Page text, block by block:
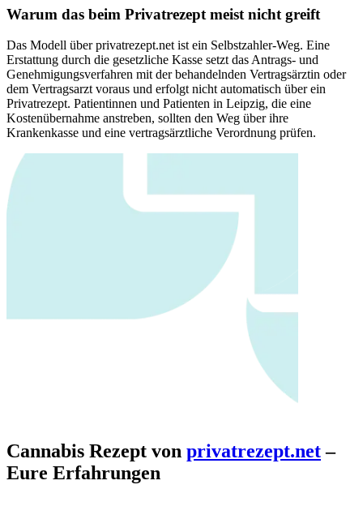
Warum das beim Privatrezept meist nicht greift
Das Modell über privatrezept.net ist ein Selbstzahler-Weg. Eine
Erstattung durch die gesetzliche Kasse setzt das Antrags- und
Genehmigungsverfahren mit der behandelnden Vertragsärztin oder
dem Vertragsarzt voraus und erfolgt nicht automatisch über ein
Privatrezept. Patientinnen und Patienten in Leipzig, die eine
Kostenübernahme anstreben, sollten den Weg über ihre
Krankenkasse und eine vertragsärztliche Verordnung prüfen.
Cannabis Rezept von privatrezept.net –
Eure Erfahrungen